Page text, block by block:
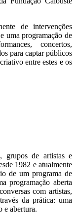
de intervenções
uma programação de
concertos,
para captar públicos
entre estes e os
grupos de artistas e
1982 e atualmente
de um programa de
programação aberta
com artistas,
da prática: uma
e abertura.